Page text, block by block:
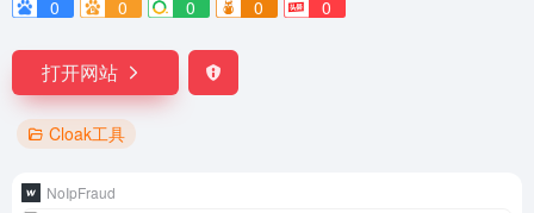
0
0 0 0 0
打开网站
Cloak工具
NoIpFraud